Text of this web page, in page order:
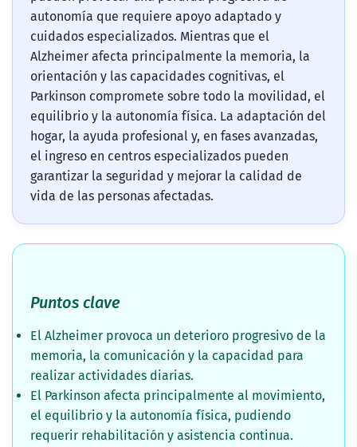
autonomía que requiere apoyo adaptado y
cuidados especializados. Mientras que el
Alzheimer afecta principalmente la memoria, la
orientación y las capacidades cognitivas, el
Parkinson compromete sobre todo la movilidad, el
equilibrio y la autonomía física. La adaptación del
hogar, la ayuda profesional y, en fases avanzadas,
el ingreso en centros especializados pueden
garantizar la seguridad y mejorar la calidad de
vida de las personas afectadas.
Puntos clave
El Alzheimer provoca un deterioro progresivo de la
memoria, la comunicación y la capacidad para
realizar actividades diarias.
El Parkinson afecta principalmente al movimiento,
el equilibrio y la autonomía física, pudiendo
requerir rehabilitación y asistencia continua.